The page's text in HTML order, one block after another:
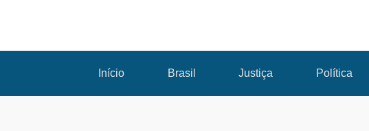
Início Brasil Justiça Política